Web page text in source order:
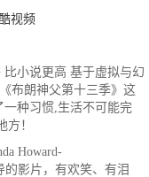
视频
小说更高 基于虚拟与幻
布朗神父第十三季》这
种习惯,生活不可能完
！
Howard-
的影片，有欢笑、有泪